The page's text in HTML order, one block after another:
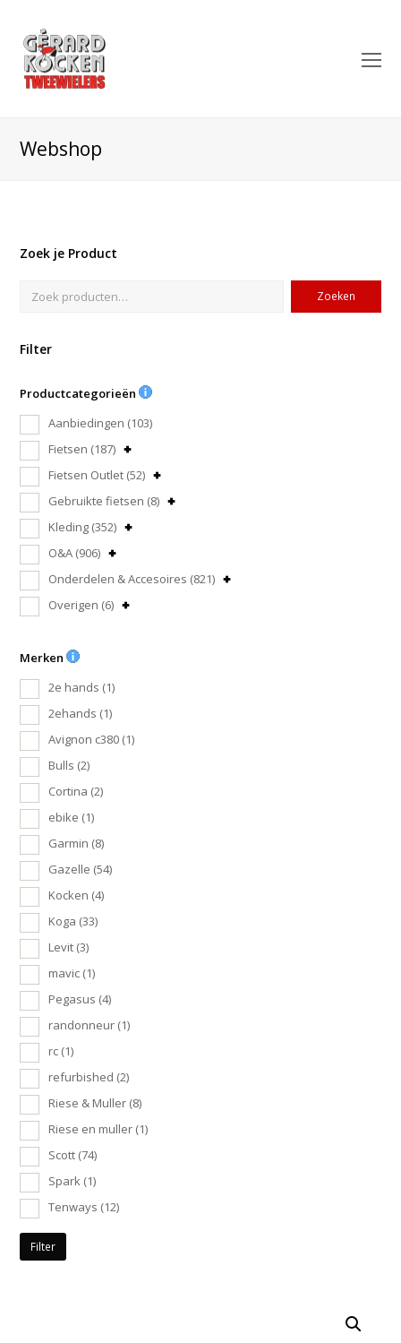
Webshop
Zoek je Product
Zoeken
Filter
Productcategorieën
Aanbiedingen (103)
Fietsen (187)
Fietsen Outlet (52)
Gebruikte fietsen (8)
Kleding (352)
O&A (906)
Onderdelen & Accesoires (821)
Overigen (6)
Merken
2e hands (1)
2ehands (1)
Avignon c380 (1)
Bulls (2)
Cortina (2)
ebike (1)
Garmin (8)
Gazelle (54)
Kocken (4)
Koga (33)
Levit (3)
mavic (1)
Pegasus (4)
randonneur (1)
rc (1)
refurbished (2)
Riese & Muller (8)
Riese en muller (1)
Scott (74)
Spark (1)
Tenways (12)
Filter